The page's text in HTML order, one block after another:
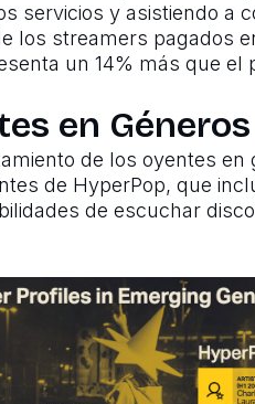
servicios y asistiendo a
los streamers pagados
un 14% más que
en
de los oyentes
de HyperPop, que
de escuchar